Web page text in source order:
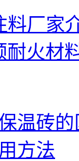
料厂家
耐火材
温砖
方法